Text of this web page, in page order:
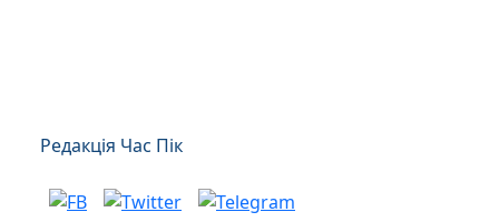
Редакція Час Пік